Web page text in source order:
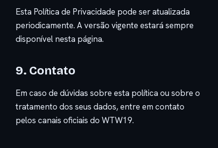
Esta Política de Privacidade pode ser atualizada
periodicamente. A versão vigente estará sempre
disponível nesta página.
9. Contato
Em caso de dúvidas sobre esta política ou sobre o
tratamento dos seus dados, entre em contato
pelos canais oficiais do WTW19.